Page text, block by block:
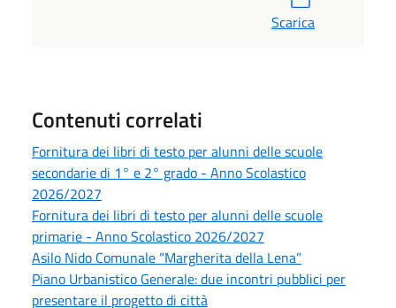
Scarica
Contenuti correlati
Fornitura dei libri di testo per alunni delle scuole
secondarie di 1° e 2° grado - Anno Scolastico
2026/2027
Fornitura dei libri di testo per alunni delle scuole
primarie - Anno Scolastico 2026/2027
Asilo Nido Comunale “Margherita della Lena”
Piano Urbanistico Generale: due incontri pubblici per
presentare il progetto di città